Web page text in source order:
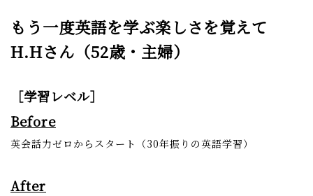
もう一度英語を学ぶ楽しさを覚えて
H.Hさん（52歳・主婦）
［学習レベル］
Before
英会話力ゼロからスタート（30年振りの英語学習）
After